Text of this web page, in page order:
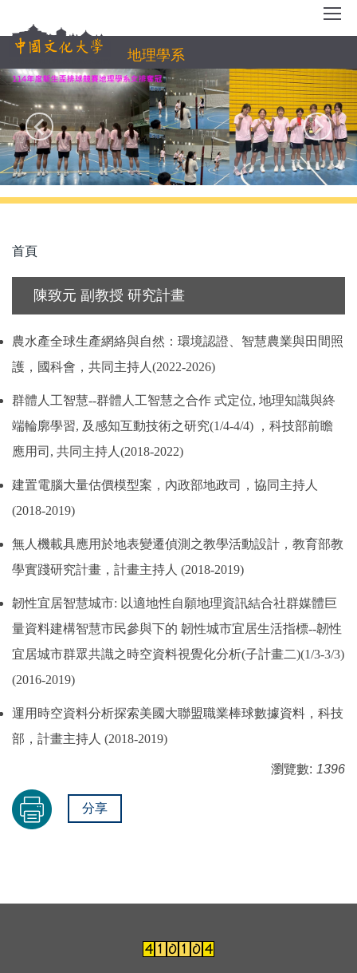
到
主
要
內
容
區
地理學系
首頁
陳致元 副教授 研究計畫
農水產全球生產網絡與自然：環境認證、智慧農業與田間照
護，國科會，共同主持人 (2022-2026)
群體人工智慧--群體人工智慧之合作 式定位, 地理知識與終
端輪廓學習, 及感知互動技術之研究(1/4-4/4) ，科技部前瞻
應用司, 共同主持人 (2018-2022)
建置電腦大量估價模型案，內政部地政司，協同主持人
(2018-2019)
無人機載具應用於地表變遷偵測之教學活動設計，教育部教
學實踐研究計畫，計畫主持人 (2018-2019)
韌性宜居智慧城市: 以適地性自願地理資訊結合社群媒體巨
量資料建構智慧市民參與下的 韌性城市宜居生活指標--韌性
宜居城市群眾共識之時空資料視覺化分析(子計畫二)(1/3-3/3)
(2016-2019)
運用時空資料分析探索美國大聯盟職業棒球數據資料，科技
部，計畫主持人 (2018-2019)
瀏覽數: 1396
分享